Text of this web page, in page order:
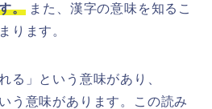
。また、漢字の意味を知るこ
ります。
る」という意味があり、
う意味があります。この読み